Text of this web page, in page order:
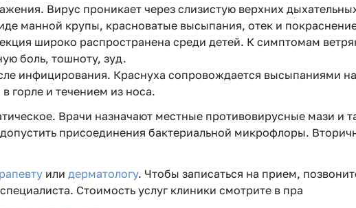
Вирус проникает через слизистую верхних
манной крупы, красноватые высыпания, отек и
широко распространена среди детей. К симптомам
боль, тошноту, зуд.
инфицирования. Краснуха сопровождается высыпаниями
горле и течением из носа.
Врачи назначают местные противовирусные мази и
присоединения бактериальной микрофлоры.
или дерматологу. Чтобы записаться на прием,
Стоимость услуг клиники смотрите в пра